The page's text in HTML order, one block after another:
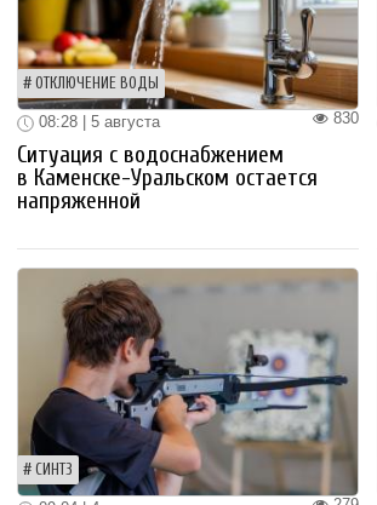
ОТКЛЮЧЕНИЕ ВОДЫ
830
08:28 | 5 августа
Ситуация с водоснабжением
в Каменске-Уральском остается
напряженной
СИНТЗ